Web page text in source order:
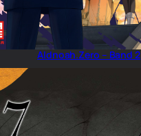
Aldnoah.Zero – Band 2